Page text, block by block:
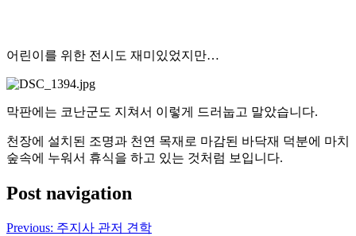
어린이를 위한 전시도 재미있었지만…
막판에는 코난군도 지쳐서 이렇게 드러눕고 말았습니다.
천장에 설치된 조명과 천연 목재로 마감된 바닥재 덕분에 마치
숲속에 누워서 휴식을 하고 있는 것처럼 보입니다.
Post navigation
Previous: 주지사 관저 견학